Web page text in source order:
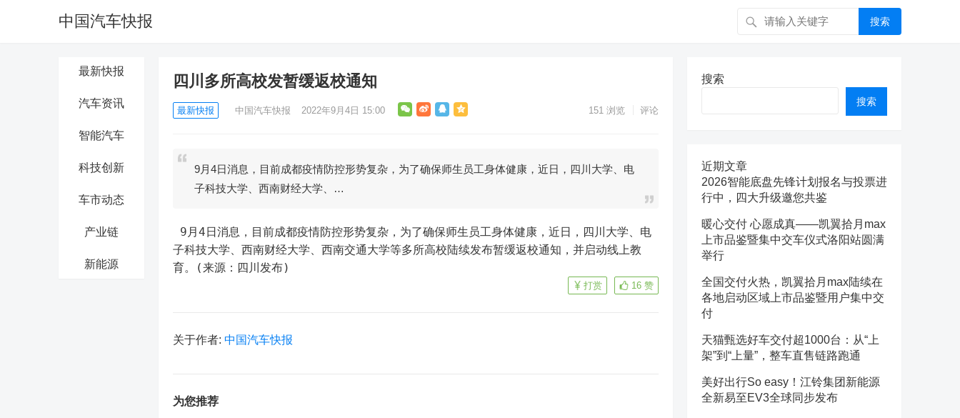
中国汽车快报 搜索
最新快报
汽车资讯
智能汽车
科技创新
车市动态
产业链
新能源
四川多所高校发暂缓返校通知
最新快报 中国汽车快报 2022年9月4日 15:00 151 浏览 评论
9月4日消息，目前成都疫情防控形势复杂，为了确保师生员工身体健康，近日，四川大学、电
子科技大学、西南财经大学、…
子科技大学、西南财经大学、西南交通大学等多所高校陆续发布暂缓返校通知，并启动线上教
育。(来源：四川发布)
16 赞
打赏
关于作者: 中国汽车快报
为您推荐
搜索
搜索
近期文章
2026智能底盘先锋计划报名与投票进
行中，四大升级邀您共鉴
暖心交付 心愿成真——凯翼拾月max
上市品鉴暨集中交车仪式洛阳站圆满
举行
全国交付火热，凯翼拾月max陆续在
各地启动区域上市品鉴暨用户集中交
付
天猫甄选好车交付超1000台：从“上
架”到“上量”，整车直售链路跑通
美好出行So easy！江铃集团新能源
全新易至EV3全球同步发布